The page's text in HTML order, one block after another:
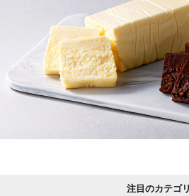
注目のカテゴリ